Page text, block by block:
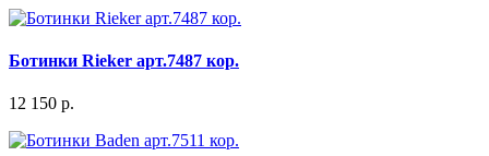
Ботинки Rieker арт.7487 кор.
12 150 р.